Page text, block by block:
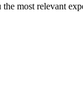
most relevant